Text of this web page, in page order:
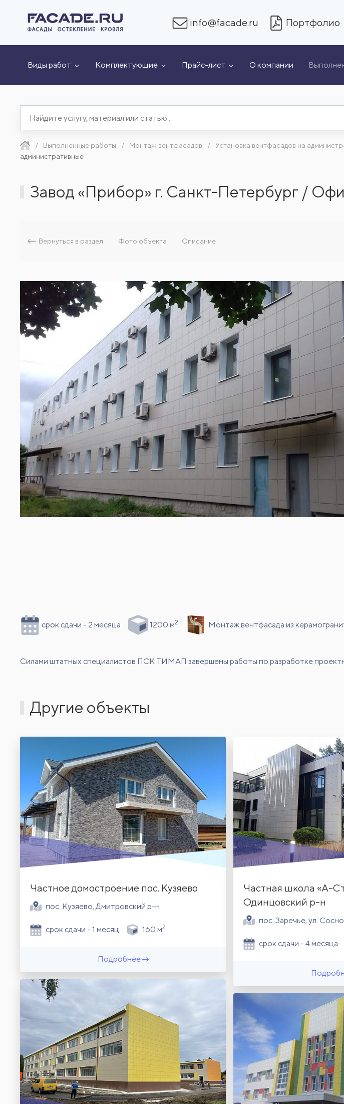
info@facade.ru Портфолио
Виды работ Комплектующие Прайс-лист О компании
Выполненные работы Монтаж вентфасадов Установка вентфасадов на
административные
Завод «Прибор» г. Санкт-Петербург /
Вернуться в раздел Фото объекта Описание
срок сдачи - 2 месяца 1200 м2 Монтаж вентфасада из
Силами штатных специалистов ПСК ТИМАП завершены работы по разработке
Другие объекты
Частное домостроение пос. Кузяево
пос. Кузяево, Дмитровский р-н
срок сдачи - 1 месяц 160 м2
Подробнее
Частная школа «А-
Одинцовский р-н
пос. Заречье, ул.
срок сдачи - 4 месяца